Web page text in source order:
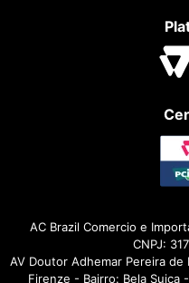
AC Brazil Comercio e
CNPJ:
AV Doutor Adhemar Pereira
Firenze - Bairro: Bela Suiça